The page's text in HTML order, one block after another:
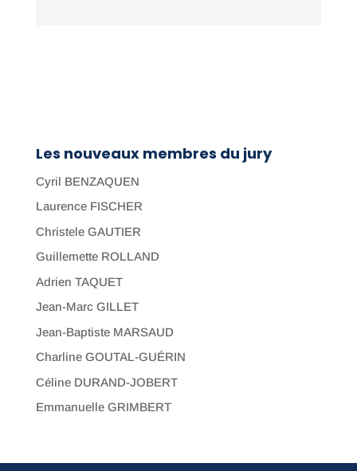
Les nouveaux membres du jury
Cyril BENZAQUEN
Laurence FISCHER
Christele GAUTIER
Guillemette ROLLAND
Adrien TAQUET
Jean-Marc GILLET
Jean-Baptiste MARSAUD
Charline GOUTAL-GUÉRIN
Céline DURAND-JOBERT
Emmanuelle GRIMBERT